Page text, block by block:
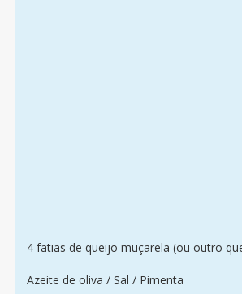
4 fatias de queijo muçarela (ou outro
Azeite de oliva / Sal / Pimenta